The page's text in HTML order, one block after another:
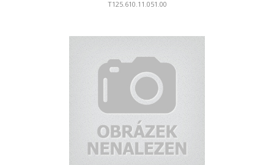
T125.610.11.051.00